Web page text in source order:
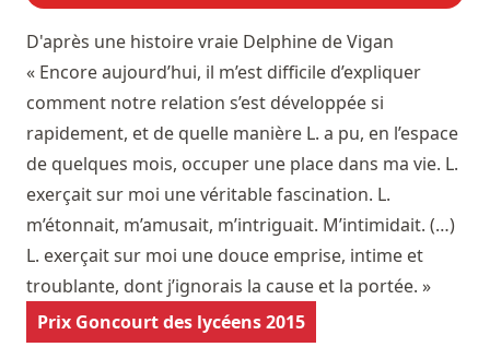
D'après une histoire vraie Delphine de Vigan
« Encore aujourd’hui, il m’est difficile d’expliquer
comment notre relation s’est développée si
rapidement, et de quelle manière L. a pu, en l’espace
de quelques mois, occuper une place dans ma vie. L.
exerçait sur moi une véritable fascination. L.
m’étonnait, m’amusait, m’intriguait. M’intimidait. (…)
L. exerçait sur moi une douce emprise, intime et
troublante, dont j’ignorais la cause et la portée. »
Prix Goncourt des lycéens 2015